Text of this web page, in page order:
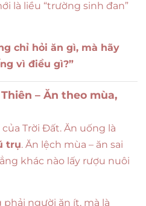
là liều “trường sinh đan”
chỉ hỏi ăn gì, mà hãy
vì điều gì?”
– Ăn theo mùa,
Trời Đất. Ăn uống là
trụ. Ăn lệch mùa – ăn sai
khác nào lấy rượu nuôi
người ăn ít, mà là